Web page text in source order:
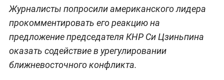
Журналисты попросили американского лидера
прокомментировать его реакцию на
предложение председателя КНР Си Цзиньпина
оказать содействие в урегулировании
ближневосточного конфликта.